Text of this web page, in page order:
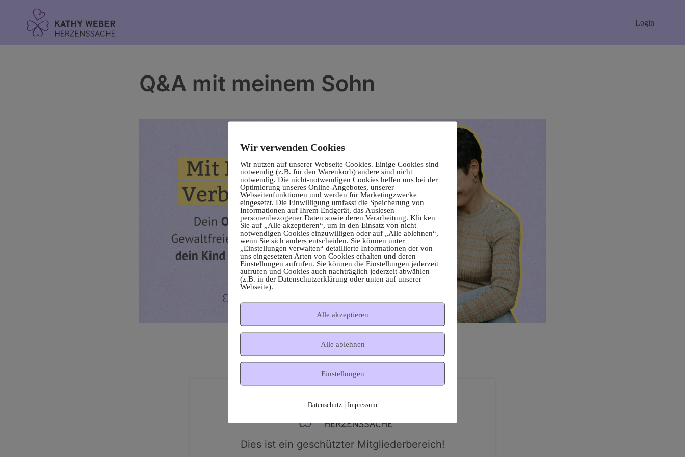
Login
Q&A mit meinem Sohn
Dies ist ein geschützter Mitgliederbereich!
Wir verwenden Cookies
Wir nutzen auf unserer Webseite Cookies. Einige Cookies sind
notwendig (z.B. für den Warenkorb) andere sind nicht
notwendig. Die nicht-notwendigen Cookies helfen uns bei der
Optimierung unseres Online-Angebotes, unserer
Webseitenfunktionen und werden für Marketingzwecke
eingesetzt. Die Einwilligung umfasst die Speicherung von
Informationen auf Ihrem Endgerät, das Auslesen
personenbezogener Daten sowie deren Verarbeitung. Klicken
Sie auf „Alle akzeptieren“, um in den Einsatz von nicht
notwendigen Cookies einzuwilligen oder auf „Alle ablehnen“,
wenn Sie sich anders entscheiden. Sie können unter
„Einstellungen verwalten“ detaillierte Informationen der von
uns eingesetzten Arten von Cookies erhalten und deren
Einstellungen aufrufen. Sie können die Einstellungen jederzeit
aufrufen und Cookies auch nachträglich jederzeit abwählen
(z.B. in der Datenschutzerklärung oder unten auf unserer
Webseite).
Alle akzeptieren
Alle ablehnen
Einstellungen
Datenschutz | Impressum